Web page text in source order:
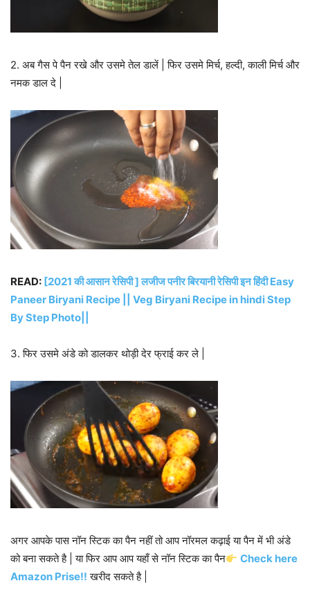
2. अब गैस पे पैन रखे और उसमे तेल डालें | फिर उसमे मिर्च, हल्दी, काली मिर्च और
नमक डाल दे |
READ: [2021 की आसान रेसिपी ] लजीज पनीर बिरयानी रेसिपी इन हिंदी Easy
Paneer Biryani Recipe || Veg Biryani Recipe in hindi Step
By Step Photo||
3. फिर उसमे अंडे को डालकर थोड़ी देर फ्राई कर ले |
अगर आपके पास नॉन स्टिक का पैन नहीं तो आप नॉरमल कढ़ाई या पैन में भी अंडे
को बना सकते है | या फिर आप आप यहाँ से नॉन स्टिक का पैन
Check here
Amazon Prise!! खरीद सकते है |